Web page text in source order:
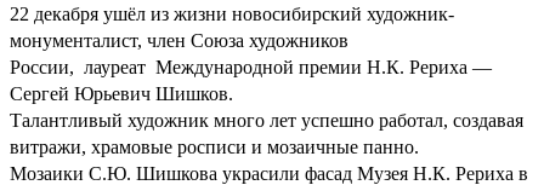
22 декабря ушёл из жизни новосибирский художник-
монументалист, член Союза художников
России, лауреат Международной премии Н.К. Рериха —
Сергей Юрьевич Шишков.
Талантливый художник много лет успешно работал, создавая
витражи, храмовые росписи и мозаичные панно.
Мозаики С.Ю. Шишкова украсили фасад Музея Н.К. Рериха в